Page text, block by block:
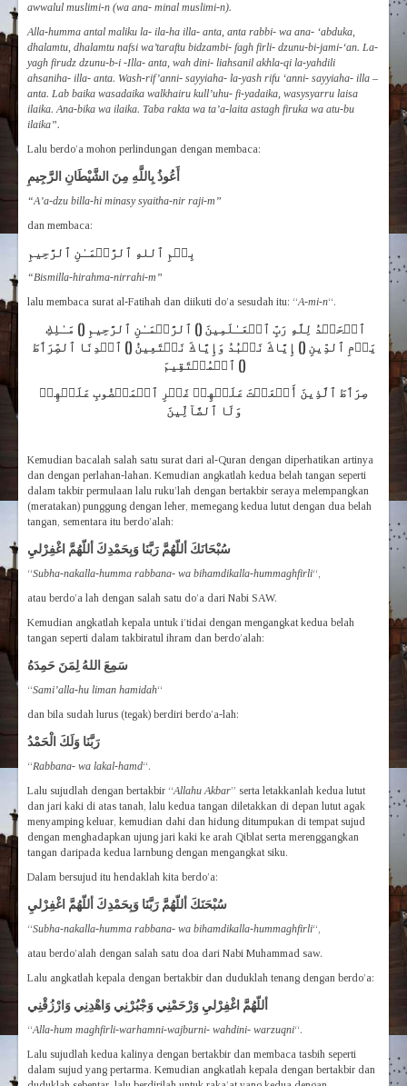
awwalul muslimi-n (wa ana- minal muslimi-n).
Alla-humma antal maliku la- ila-ha illa- anta, anta rabbi- wa ana- ‘abduka,
dhalamtu, dhalamtu nafsi wa’taraftu bidzambi- fagh firli- dzunu-bi-jami-‘an. La-
yagh firudz dzunu-b-i -Illa- anta, wah dini- liahsanil akhla-qi la-yahdili
ahsaniha- illa- anta. Wash-rif’anni- sayyiaha- la-yash rifu ‘anni- sayyiaha- illa –
anta. Lab baika wasadaika walkhairu kull’uhu- fi-yadaika, wasysyarru laisa
ilaika. Ana-bika wa ilaika. Taba rakta wa ta’a-laita astagh firuka wa atu-bu
ilaika”.
Lalu berdo’a mohon perlindungan dengan membaca:
أَعُوذُ بِاللَّهِ مِنَ الشَّيْطَانِ الرَّجِيمِ
“A’a-dzu billa-hi minasy syaitha-nir raji-m”
dan membaca:
بِسۡمِ ٱللهِ ٱلرَّحۡمَـٰنِ ٱلرَّحِيمِ
“Bismilla-hirahma-nirrahi-m”
lalu membaca surat al-Fatihah dan diikuti do’a sesudah itu: “A-mi-n“.
يَوۡمِ ٱلدِّينِ () إِيَّاكَ نَعۡبُدُ وَإِيَّاكَ نَسۡتَعِينُ () ٱهۡدِنَا ٱلصِّرَٲطَ
ٱلۡمُسۡتَقِيمَ ()
صِرَٲطَ ٱلَّذِينَ أَنۡعَمۡتَ عَلَيۡهِمۡ غَيۡرِ ٱلۡمَغۡضُوبِ عَلَيۡهِمۡ
وَلَا ٱلضَّآلِّينَ
Kemudian bacalah salah satu surat dari al-Quran dengan diperhatikan artinya
dan dengan perlahan-lahan. Kemudian angkatlah kedua belah tangan seperti
dalam takbir permulaan lalu ruku’lah dengan bertakbir seraya melempangkan
(meratakan) punggung dengan leher, memegang kedua lutut dengan dua belah
tangan, sementara itu berdo’alah:
سُبْحَانَكَ أللّهُمَّ رَبَّنَا وَبِحَمْدِكَ أللّهُمَّ اغْفِرْليِ
“Subha-nakalla-humma rabbana- wa bihamdikalla-hummaghfirli“,
atau berdo’a lah dengan salah satu do’a dari Nabi SAW.
Kemudian angkatlah kepala untuk i’tidai dengan mengangkat kedua belah
tangan seperti dalam takbiratul ihram dan berdo’alah:
سَمِعَ اللهُ لِمَنَ حَمِدَهُ
“Sami’alla-hu liman hamidah“
dan bila sudah lurus (tegak) berdiri berdo’a-lah:
رَبَّنَا وَلَكَ الْحَمْدُ
“Rabbana- wa lakal-hamd“.
Lalu sujudlah dengan bertakbir “Allahu Akbar” serta letakkanlah kedua lutut
dan jari kaki di atas tanah, lalu kedua tangan diletakkan di depan lutut agak
menyamping keluar, kemudian dahi dan hidung ditumpukan di tempat sujud
dengan menghadapkan ujung jari kaki ke arah Qiblat serta merenggangkan
tangan daripada kedua larnbung dengan mengangkat siku.
Dalam bersujud itu hendaklah kita berdo’a:
سُبْحَنَكَ أللّهُمَّ رَبَّنَا وَبِحَمْدِكَ أللّهُمَّ اغْفِرْليِ
“Subha-nakalla-humma rabbana- wa bihamdikalla-hummaghfirli“,
atau berdo’alah dengan salah satu doa dari Nabi Muhammad saw.
Lalu angkatlah kepala dengan bertakbir dan duduklah tenang dengan berdo’a:
أللّهُمَّ اغْفِرْليِ وَرْحَمْنِي وَجْبُرْنِي وَاهْدِنِي وَارْزُقْنِي
“Alla-hum maghfirli-warhamni-wajburni- wahdini- warzuqni“.
Lalu sujudlah kedua kalinya dengan bertakbir dan membaca tasbih seperti
dalam sujud yang pertarma. Kemudian angkatlah kepala dengan bertakbir dan